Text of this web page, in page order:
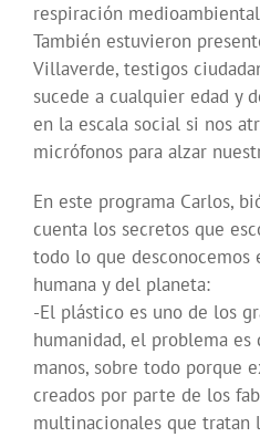
respiración
También estuvieron
Villaverde, testigos
sucede a cualquier edad y
en la escala social si nos
micrófonos para alzar
En este programa Carlos,
cuenta los secretos que
todo lo que desconocemos
humana y del planeta:
-El plástico es uno de los
humanidad, el problema
manos, sobre todo porque
creados por parte de los
multinacionales que tratan